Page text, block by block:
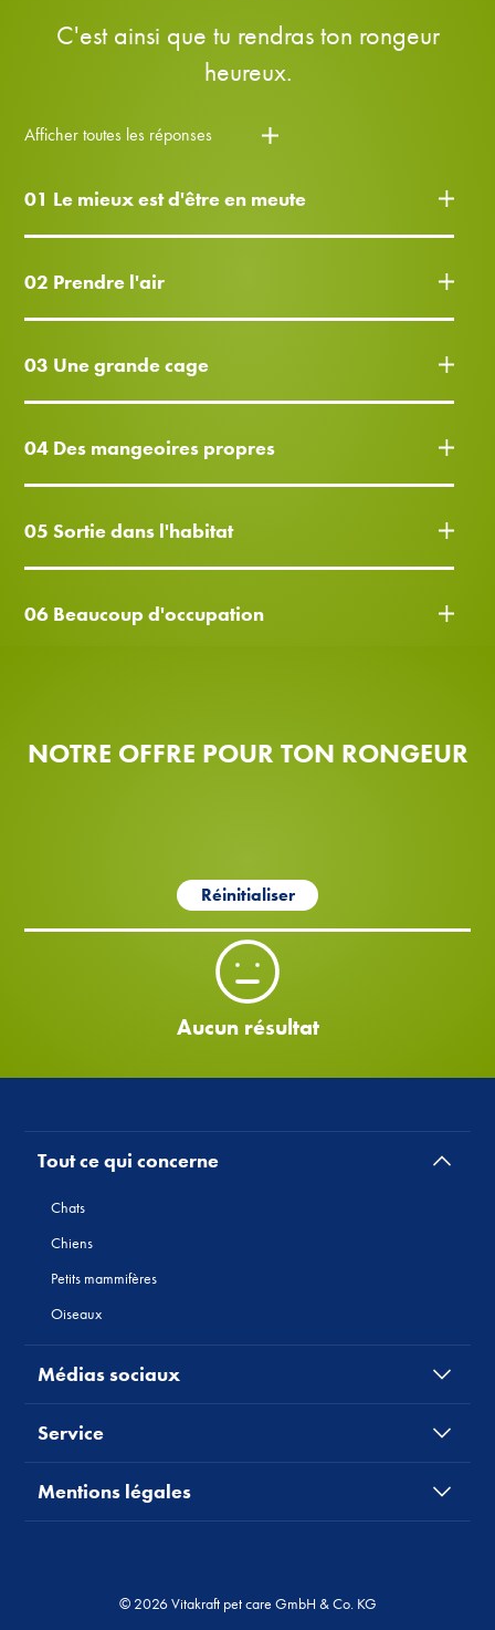
C'est ainsi que tu rendras ton rongeur
heureux.
Afficher toutes les réponses
01 Le mieux est d'être en meute
02 Prendre l'air
03 Une grande cage
04 Des mangeoires propres
05 Sortie dans l'habitat
06 Beaucoup d'occupation
NOTRE OFFRE POUR TON RONGEUR
Réinitialiser
Aucun résultat
Tout ce qui concerne
Chats
Chiens
Petits mammifères
Oiseaux
Médias sociaux
Service
Mentions légales
© 2026 Vitakraft pet care GmbH & Co. KG